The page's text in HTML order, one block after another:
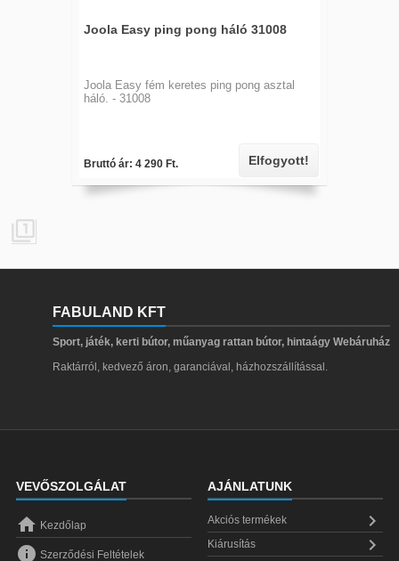
Joola Easy ping pong háló 31008
Joola Easy fém keretes ping pong asztal
háló. - 31008
Bruttó ár: 4 290 Ft. Elfogyott!

FABULAND KFT
Sport, játék, kerti bútor, műanyag rattan bútor, hintaágy Webáruház
Raktárról, kedvező áron, garanciával, házhozszállítással.
VEVŐSZOLGÁLAT
 Kezdőlap
 Szerződési Feltételek
AJÁNLATUNK
Akciós termékek 
Kiárusítás
